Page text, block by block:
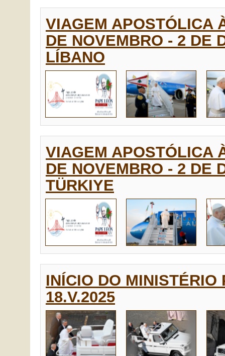
VIAGEM APOSTÓLICA
DE NOVEMBRO - 2 DE
LÍBANO
VIAGEM APOSTÓLICA
DE NOVEMBRO - 2 DE
TÜRKIYE
INÍCIO DO
18.V.2025